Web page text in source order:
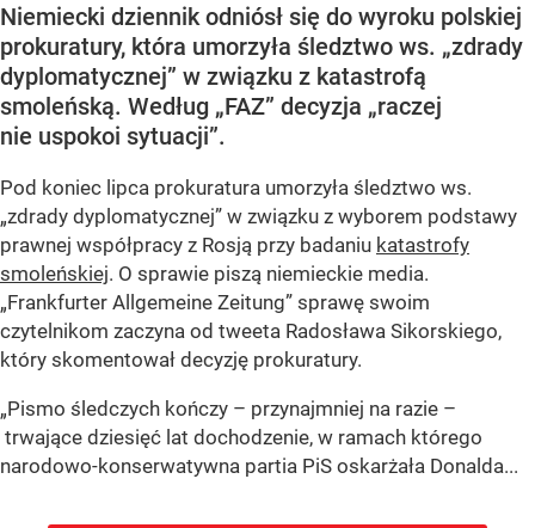
Niemiecki dziennik odniósł się do wyroku polskiej
prokuratury, która umorzyła śledztwo ws. „zdrady
dyplomatycznej” w związku z katastrofą
smoleńską. Według „FAZ” decyzja „raczej
nie uspokoi sytuacji”.
Pod koniec lipca prokuratura umorzyła śledztwo ws.
„zdrady dyplomatycznej” w związku z wyborem podstawy
prawnej współpracy z Rosją przy badaniu katastrofy
smoleńskiej. O sprawie piszą niemieckie media.
„Frankfurter Allgemeine Zeitung” sprawę swoim
czytelnikom zaczyna od tweeta Radosława Sikorskiego,
który skomentował decyzję prokuratury.
„Pismo śledczych kończy – przynajmniej na razie –
trwające dziesięć lat dochodzenie, w ramach którego
narodowo-konserwatywna partia PiS oskarżała Donalda...